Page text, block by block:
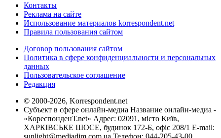
Контакты
Реклама на сайте
Использование материалов korrespondent.net
Правила пользования сайтом
Договор пользования сайтом
Политика в сфере конфиденциальности и персональных
данных
Пользовательское соглашение
Редакция
© 2000-2026, Korrespondent.net
Субъект в сфере онлайн-медиа Название онлайн-медиа -
«КореспонденТ.net» Адрес: 02091, місто Київ,
ХАРКІВСЬКЕ ШОСЕ, будинок 172-Б, офіс 208/1 E-mail:
sunlight@mediadim.com.ua Телефон: 044-205-43-00